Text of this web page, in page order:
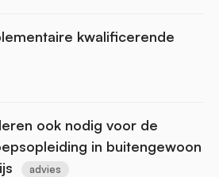
kwalificerende
ook nodig voor de
in buitengewoon
advies